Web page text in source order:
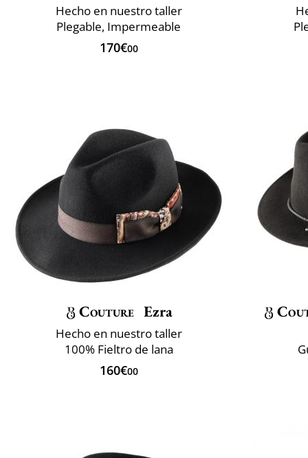
Hecho en nuestro taller
Plegable, Impermeable
170€00
Couture Ezra
Hecho en nuestro taller
100% Fieltro de lana
160€00